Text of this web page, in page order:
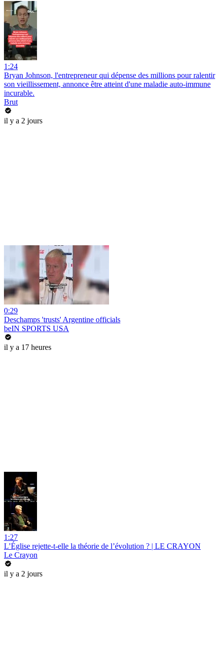
1:24
Bryan Johnson, l'entrepreneur qui dépense des millions pour ralentir
son vieillissement, annonce être atteint d'une maladie auto-immune
incurable.
Brut
il y a 2 jours
0:29
Deschamps 'trusts' Argentine officials
beIN SPORTS USA
il y a 17 heures
1:27
L’Église rejette-t-elle la théorie de l’évolution ? | LE CRAYON
Le Crayon
il y a 2 jours